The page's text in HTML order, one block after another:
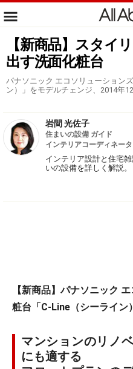
【新商品】スタイ
出す洗面化粧台
パナソニック エコソリューション
ン）」をモデルチェンジ、2014年
岩間 光佐子
住まいの設備 ガイド
インテリアコーディネー
インテリア設計と住宅
いの設備を詳しく解説。
【新商品】パナソニック
粧台「C-Line（シーライン
マンションのリノ
にも適する